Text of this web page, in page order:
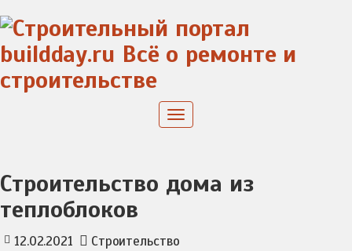
to
content
Toggle
Строительство дома из
теплоблоков
12.02.2021 Строительство